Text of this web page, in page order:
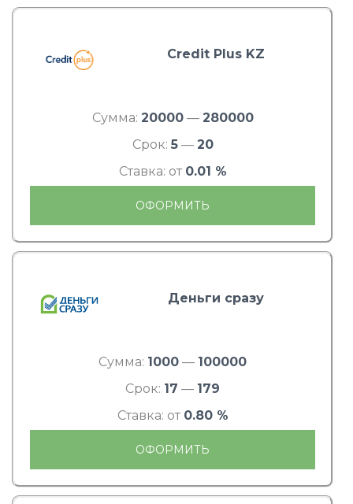
Credit Plus KZ
Сумма: 20000— 280000
Срок: 5— 20
Ставка: от 0.01 %
ОФОРМИТЬ
Деньги сразу
Сумма: 1000 — 100000
Срок: 17 — 179
Ставка: от 0.80 %
ОФОРМИТЬ